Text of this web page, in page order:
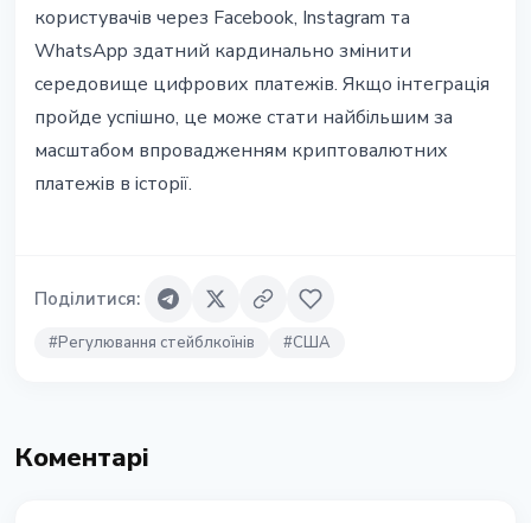
користувачів через Facebook, Instagram та
WhatsApp здатний кардинально змінити
середовище цифрових платежів. Якщо інтеграція
пройде успішно, це може стати найбільшим за
масштабом впровадженням криптовалютних
платежів в історії.
Поділитися:
#Регулювання стейблкоїнів #США
Коментарі